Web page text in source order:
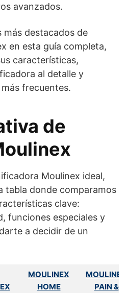
avanzados.
más destacados de
en esta guía completa,
características,
al detalle y
frecuentes.
de
Moulinex ideal,
tabla donde comparamos
clave:
funciones especiales y
a decidir de un
MOULINEX
HOME
MOULINEX
PAIN &